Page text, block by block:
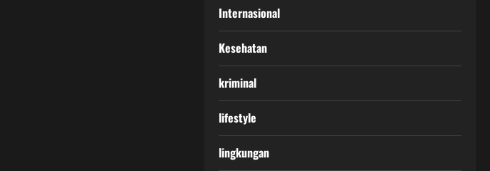
Internasional
Kesehatan
kriminal
lifestyle
lingkungan